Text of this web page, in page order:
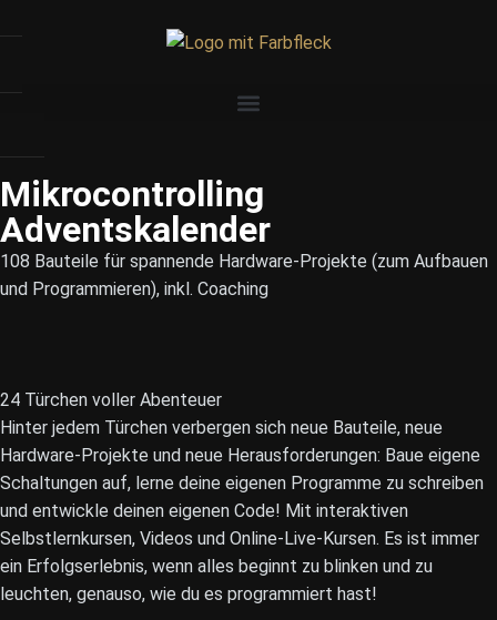
Mikrocontrolling
Adventskalender
108 Bauteile für spannende Hardware-Projekte (zum Aufbauen
und Programmieren), inkl. Coaching
24 Türchen voller Abenteuer
Hinter jedem Türchen verbergen sich neue Bauteile, neue
Hardware-Projekte und neue Herausforderungen: Baue eigene
Schaltungen auf, lerne deine eigenen Programme zu schreiben
und entwickle deinen eigenen Code! Mit interaktiven
Selbstlernkursen, Videos und Online-Live-Kursen. Es ist immer
ein Erfolgserlebnis, wenn alles beginnt zu blinken und zu
leuchten, genauso, wie du es programmiert hast!